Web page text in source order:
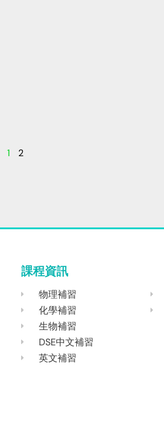
1 2
課程資訊
物理補習
化學補習
生物補習
DSE中文補習
英文補習